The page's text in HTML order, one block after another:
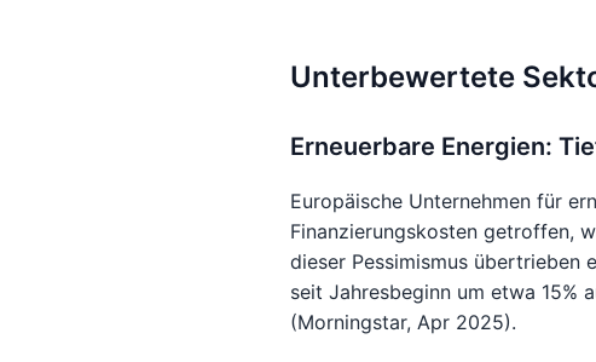
Unterbewertete
Erneuerbare Energien:
Europäische Unternehmen für
Finanzierungskosten getroffen,
dieser Pessimismus übertrieben
seit Jahresbeginn um etwa 15%
(Morningstar, Apr 2025).